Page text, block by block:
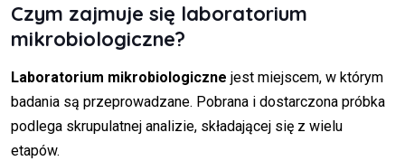
Czym zajmuje się laboratorium
mikrobiologiczne?
Laboratorium mikrobiologiczne jest miejscem, w którym
badania są przeprowadzane. Pobrana i dostarczona próbka
podlega skrupulatnej analizie, składającej się z wielu
etapów.